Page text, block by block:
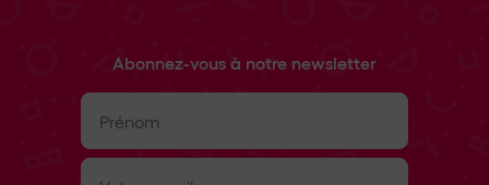
Abonnez-vous à notre newsletter
Prénom
E-